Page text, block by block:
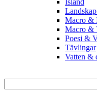
Island
Macro &
Macro &
Poesi &
Tävlingar
Vatten &